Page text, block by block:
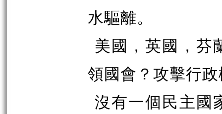
水驅離。
美國，英國，芬
領國會？攻擊行
沒有一個民主國